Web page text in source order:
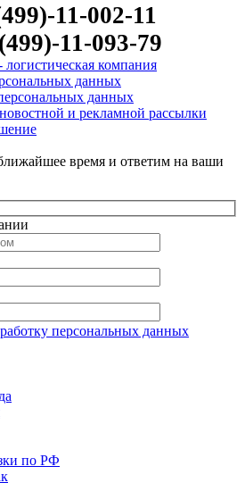
11-002-11
11-093-79
логистическая компания
данных
данных
и рекламной рассылки
время и ответим на ваши
персональных данных
по РФ